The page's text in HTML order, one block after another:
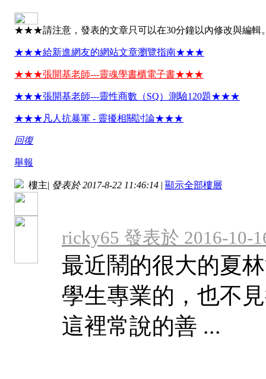
★★★請注意，發表的文章只可以在30分鐘以內修改與編
★★★給新進網友的網站文章瀏覽指南★★★
★★★張開基老師---靈魂學書櫃電子書★★★
★★★張開基老師---靈性商數（SQ）測驗120題★★★
★★★凡人抗暴軍 - 靈擾相關討論★★★
回復
舉報
樓主| 發表於 2017-8-22 11:46:14 | 顯示全部樓層
ricky65 發表於 2016-10-
最近鬧的很大的夏
學生專業的，也不
這裡常說的善 ...